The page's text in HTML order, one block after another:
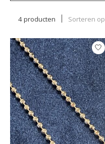
4 producten Sorteren op